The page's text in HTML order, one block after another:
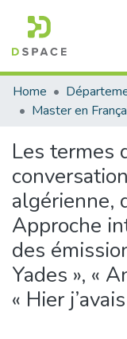
Communities &
All of DSpace
Home
Master en
Les termes
algérienne,
Approche
des
Yades », «
« Hier